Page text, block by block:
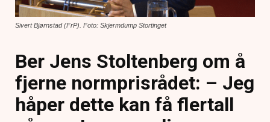
Sivert Bjørnstad (FrP). Foto: Skjermdump Stortinget
Ber Jens Stoltenberg om å
fjerne normprisrådet: – Jeg
håper dette kan få flertall